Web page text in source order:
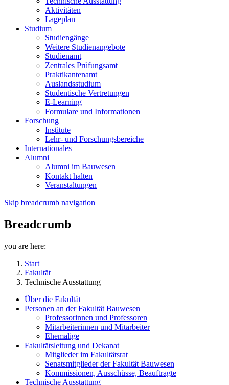
Aktivitäten
Lageplan
Studium
Studiengänge
Weitere Studienangebote
Studienamt
Zentrales Prüfungsamt
Praktikantenamt
Auslandsstudium
Studentische Vertretungen
E-Learning
Formulare und Informationen
Forschung
Institute
Lehr- und Forschungsbereiche
Internationales
Alumni
Alumni im Bauwesen
Kontakt halten
Veranstaltungen
Skip breadcrumb navigation
Breadcrumb
you are here:
Start
Fakultät
Technische Ausstattung
Über die Fakultät
Personen an der Fakultät Bauwesen
Professorinnen und Professoren
Mitarbeiterinnen und Mitarbeiter
Ehemalige
Fakultätsleitung und Dekanat
Mitglieder im Fakultätsrat
Senatsmitglieder der Fakultät Bauwesen
Kommissionen, Ausschüsse, Beauftragte
Technische Ausstattung